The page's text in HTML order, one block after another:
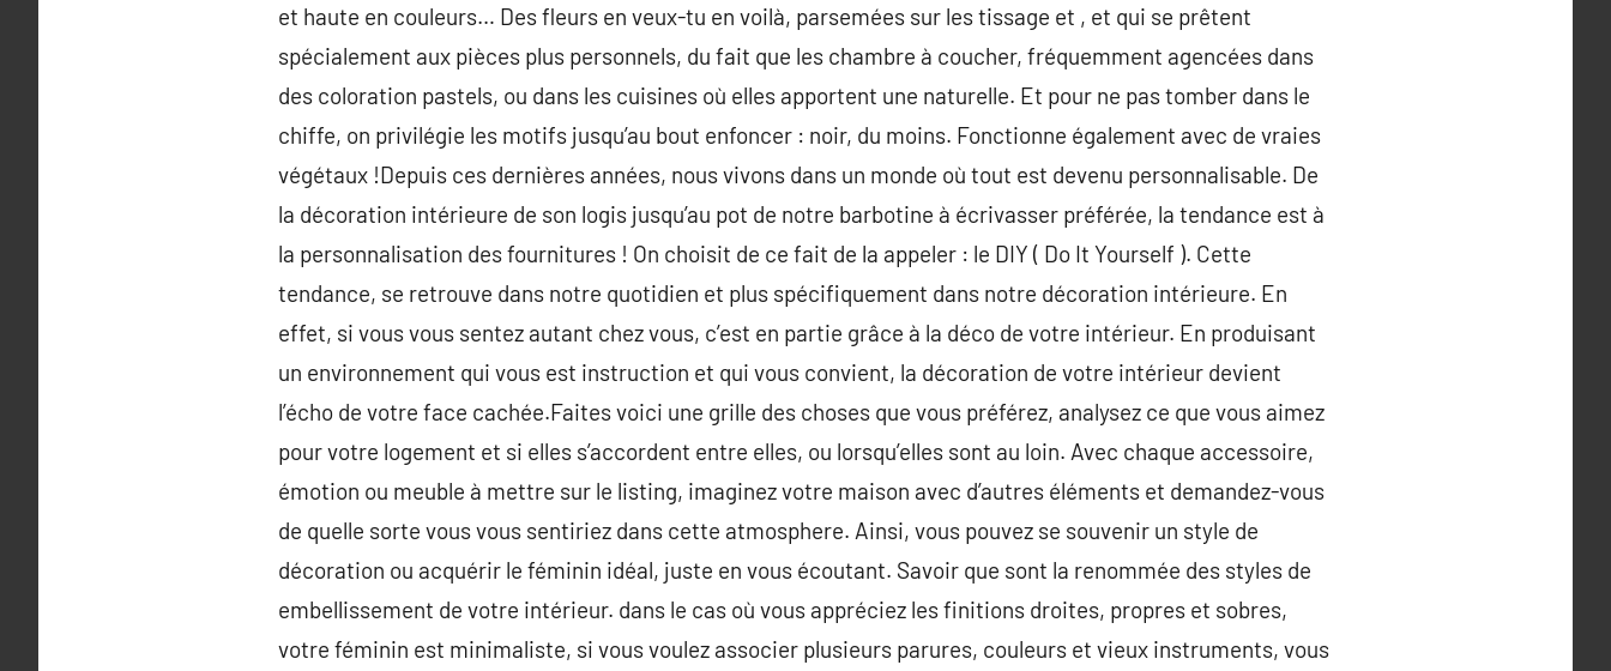
et haute en couleurs… Des fleurs en veux-tu en voilà, parsemées sur les tissage et , et qui se prêtent
spécialement aux pièces plus personnels, du fait que les chambre à coucher, fréquemment agencées dans
des coloration pastels, ou dans les cuisines où elles apportent une naturelle. Et pour ne pas tomber dans le
chiffe, on privilégie les motifs jusqu’au bout enfoncer : noir, du moins. Fonctionne également avec de vraies
végétaux !Depuis ces dernières années, nous vivons dans un monde où tout est devenu personnalisable. De
la décoration intérieure de son logis jusqu’au pot de notre barbotine à écrivasser préférée, la tendance est à
la personnalisation des fournitures ! On choisit de ce fait de la appeler : le DIY ( Do It Yourself ). Cette
tendance, se retrouve dans notre quotidien et plus spécifiquement dans notre décoration intérieure. En
effet, si vous vous sentez autant chez vous, c’est en partie grâce à la déco de votre intérieur. En produisant
un environnement qui vous est instruction et qui vous convient, la décoration de votre intérieur devient
l’écho de votre face cachée.Faites voici une grille des choses que vous préférez, analysez ce que vous aimez
pour votre logement et si elles s’accordent entre elles, ou lorsqu’elles sont au loin. Avec chaque accessoire,
émotion ou meuble à mettre sur le listing, imaginez votre maison avec d’autres éléments et demandez-vous
de quelle sorte vous vous sentiriez dans cette atmosphere. Ainsi, vous pouvez se souvenir un style de
décoration ou acquérir le féminin idéal, juste en vous écoutant. Savoir que sont la renommée des styles de
embellissement de votre intérieur. dans le cas où vous appréciez les finitions droites, propres et sobres,
votre féminin est minimaliste, si vous voulez associer plusieurs parures, couleurs et vieux instruments, vous